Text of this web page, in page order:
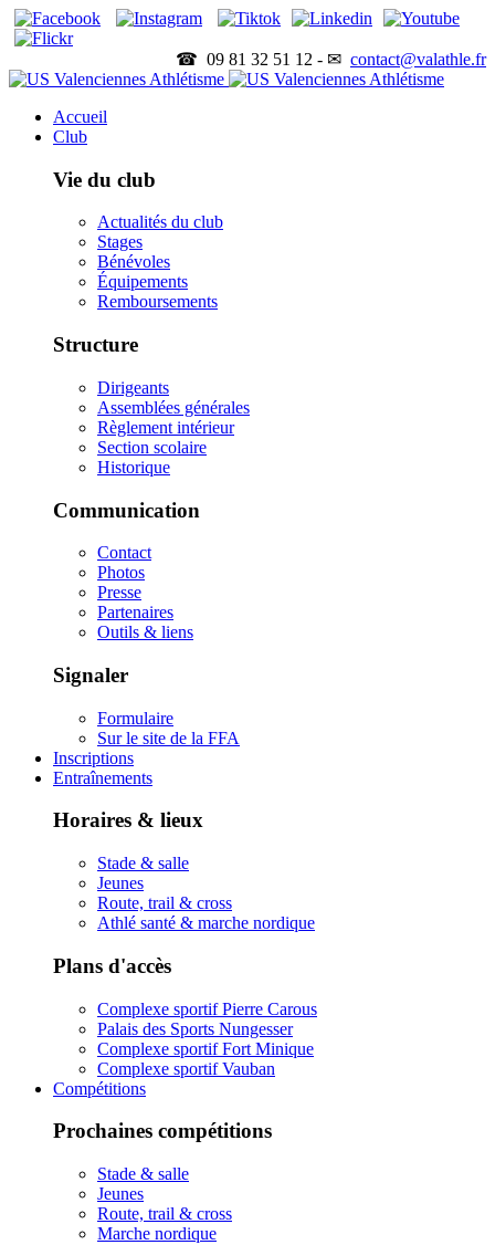
☎ 09 81 32 51 12 - ✉ contact@valathle.fr
Accueil
Club
Vie du club
Actualités du club
Stages
Bénévoles
Équipements
Remboursements
Structure
Dirigeants
Assemblées générales
Règlement intérieur
Section scolaire
Historique
Communication
Contact
Photos
Presse
Partenaires
Outils & liens
Signaler
Formulaire
Sur le site de la FFA
Inscriptions
Entraînements
Horaires & lieux
Stade & salle
Jeunes
Route, trail & cross
Athlé santé & marche nordique
Plans d'accès
Complexe sportif Pierre Carous
Palais des Sports Nungesser
Complexe sportif Fort Minique
Complexe sportif Vauban
Compétitions
Prochaines compétitions
Stade & salle
Jeunes
Route, trail & cross
Marche nordique